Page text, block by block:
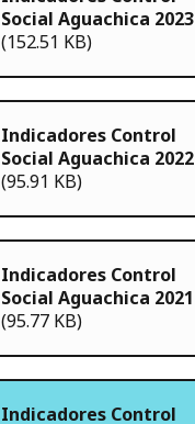
Social Aguachica 2023
(152.51 KB)
Indicadores Control
Social Aguachica 2022
(95.91 KB)
Indicadores Control
Social Aguachica 2021
(95.77 KB)
Indicadores Control